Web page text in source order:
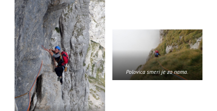
Polovica smeri je za nama.